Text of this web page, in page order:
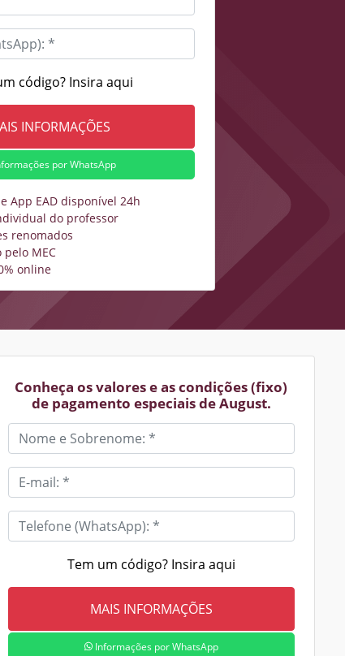
código? Insira aqui
por WhatsApp
App EAD disponível 24h
do professor
renomados
MEC
online
Conheça os valores e as condições (fixo)
de pagamento especiais de August.
Tem um código? Insira aqui
Informações por WhatsApp